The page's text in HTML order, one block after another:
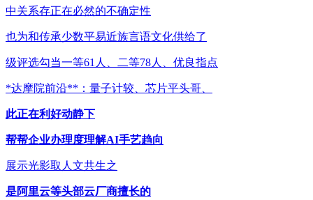
中关系存正在必然的不确定性
也为和传承少数平易近族言语文化供给了
级评选勾当一等61人、二等78人、优良指点
*达摩院前沿**：量子计较、芯片平头哥、
此正在利好动静下
帮帮企业办理度理解AI手艺趋向
展示光影取人文共生之
是阿里云等头部云厂商擅长的